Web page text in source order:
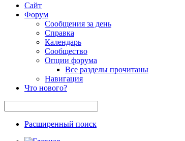
Сайт
Форум
Сообщения за день
Справка
Календарь
Сообщество
Опции форума
Все разделы прочитаны
Навигация
Что нового?
Расширенный поиск